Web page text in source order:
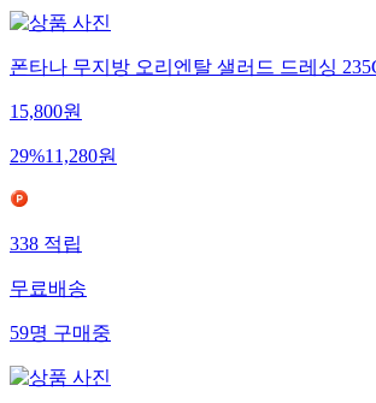
폰타나 무지방 오리엔탈 샐러드 드레싱
15,800원
29%11,280원
338적립
무료배송
59명구매중